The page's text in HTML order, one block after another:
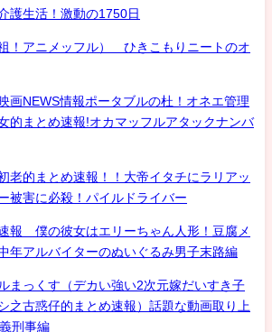
護生活！激動の1750日
！アニメッフル） ひきこもりニートのオ
画NEWS情報ポータブルの杜！オネエ管理
的まとめ速報!オカマッフルアタックナンバ
老的まとめ速報！！大帝イタチにラリアッ
被害に必殺！パイルドライバー
報 僕の彼女はエリーちゃん人形！豆腐メ
年アルバイターのぬいぐるみ男子末路編
まっくす（デカい強い2次元嫁だいすき子
之古惑仔的まとめ速報）話題な動画取り上
刑事編